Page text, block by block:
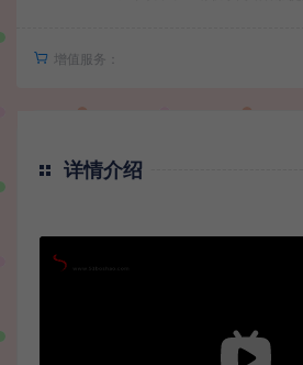
增值服务：
详情介绍